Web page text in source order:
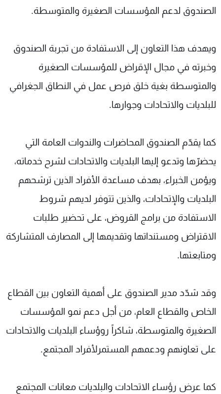
الصندوق لدعم المؤسسات الصغيرة والمتوسطة.
ويهدف هذا التعاون إلى الاستفادة من تجربة الصندوق
وخبرته في مجال الإقراض للمؤسسات الصغيرة
والمتوسطة بغية خلق فرص عمل في النطاق الجغرافي
للبلديات والاتحادات وجوارها.
كما يقدّم الصندوق المحاضرات والندوات العامة التي
يحضرّها وتدعو إليها البلديات والاتحادات لشرح خدماته،
ويؤمن الخبراء، بهدف مساعدة الأفراد الذين ترشحهم
البلديات والإتحادات، والذين تتوفر لديهم شروط
الاستفادة من برامج القروض، على تحضير طلبات
الاقتراض ومستنداتها وتقديمها إلى المصارف المتشاركة
ومتابعتها.
وقد شدّد مدير الصندوق على أهمية التعاون بين القطاع
الخاص والقطاع العام، من أجل دعم نمو المؤسسات
الصغيرة والمتوسطة، شاكراً روؤساء البلديات والاتحادات
على تعاونهم ودعمهم المستمرلأفراد المجتمع.
كما عرض رؤساء الاتحادات والبلديات معانات المجتمع